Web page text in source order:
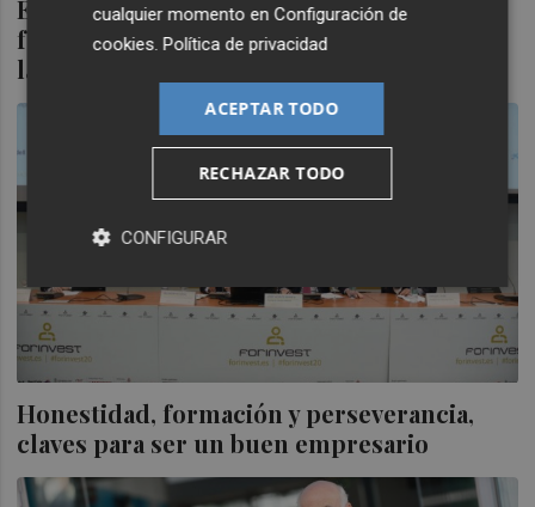
Economía lanza Col.lab&Connect para
facilitar la colaboración empresarial ante
la crisis sanitaria
Honestidad, formación y perseverancia,
claves para ser un buen empresario
cualquier momento enConfiguración de
cookies .Política de privacidad
ACEPTAR TODO
RECHAZAR TODO
CONFIGURAR